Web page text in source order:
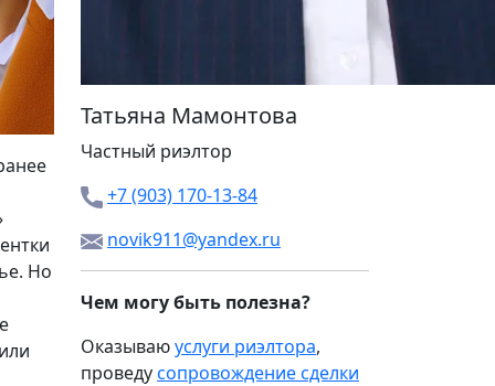
Но
Татьяна Мамонтова
Частный риэлтор
+7 (903) 170-13-84
novik911@yandex.ru
Чем могу быть полезна?
Оказываюуслуги риэлтора,
проведусопровождение сделки